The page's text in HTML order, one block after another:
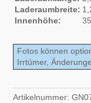
Laderaumbreite:
Innenhöhe:
Fotos können
Irrtümer,
Artikelnummer: